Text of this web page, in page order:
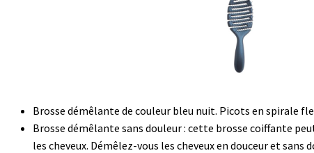
Brosse démêlante de couleur bleu nuit. Picots en spirale
Brosse démêlante sans douleur : cette brosse coiffante
les cheveux. Démêlez-vous les cheveux en douceur et sans